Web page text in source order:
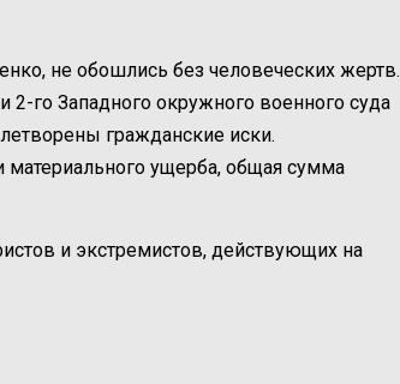
не обошлись без человеческих жертв.
го Западного окружного военного суда
гражданские иски.
ущерба, общая сумма
и экстремистов, действующих на